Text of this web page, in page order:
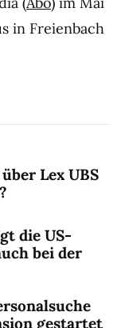
in Freienbach
Lex UBS
die US-
bei der
gestartet